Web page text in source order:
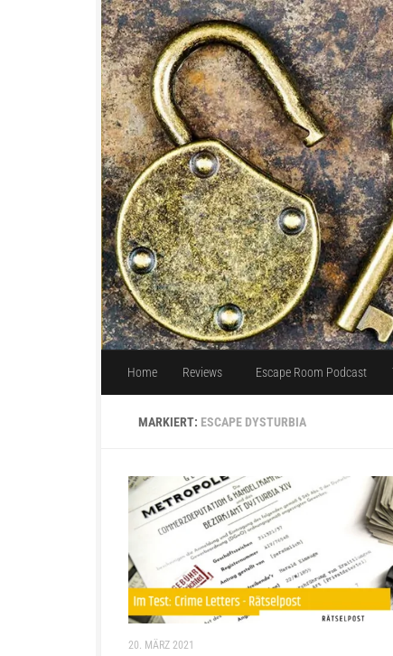
Unter dem Inhalt
Home Reviews Escape Room Podcast
MARKIERT: ESCAPE DYSTURBIA
20. MÄRZ 2021